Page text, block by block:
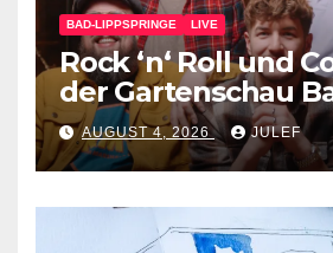
BAD-LIPPSPRINGE LIVE
Rock ‘n‘ Roll und
der Gartenschau
Lippspringe
AUGUST 4, 2026 JULEF